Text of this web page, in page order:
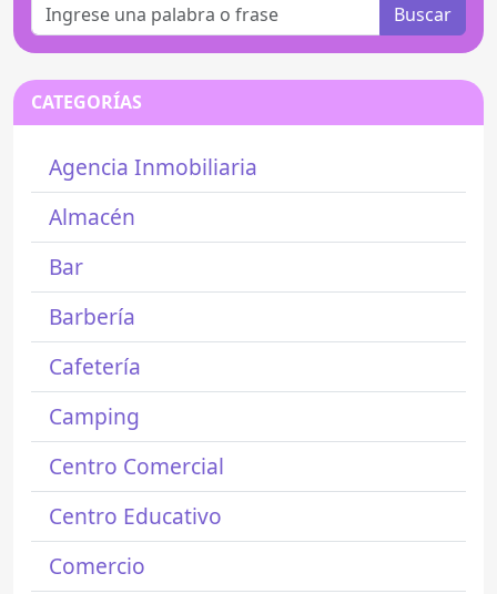
Buscar
CATEGORÍAS
Agencia Inmobiliaria
Almacén
Bar
Barbería
Cafetería
Camping
Centro Comercial
Centro Educativo
Comercio